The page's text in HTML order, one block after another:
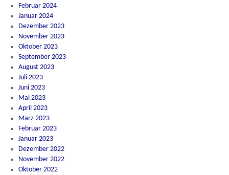
Februar 2024
Januar 2024
Dezember 2023
November 2023
Oktober 2023
September 2023
August 2023
Juli 2023
Juni 2023
Mai 2023
April 2023
März 2023
Februar 2023
Januar 2023
Dezember 2022
November 2022
Oktober 2022